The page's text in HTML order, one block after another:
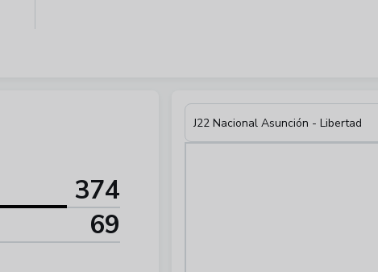
374
69
J22 Nacional Asunción - Libertad